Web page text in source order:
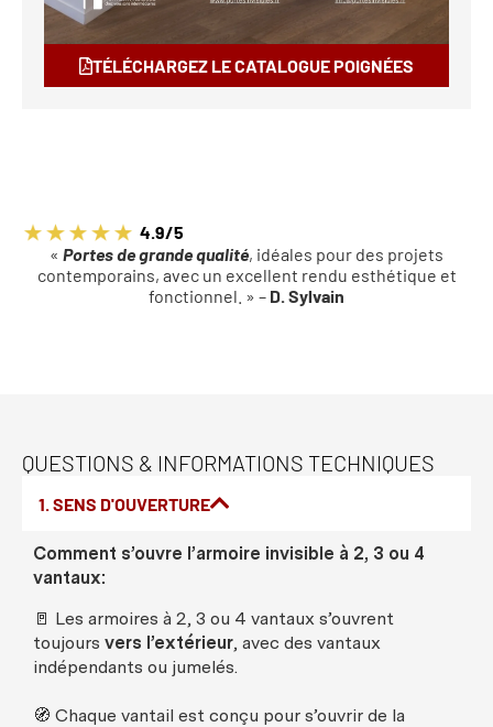
TÉLÉCHARGEZ LE CATALOGUE POIGNÉES
4.9/5
« Portes de grande qualité, idéales pour des projets
contemporains, avec un excellent rendu esthétique et
fonctionnel. » – D. Sylvain
QUESTIONS & INFORMATIONS TECHNIQUES
1. SENS D'OUVERTURE
Comment s’ouvre l’armoire invisible à 2, 3 ou 4
vantaux:
🚪 Les armoires à 2, 3 ou 4 vantaux s’ouvrent
toujours vers l’extérieur, avec des vantaux
indépendants ou jumelés.
🧭 Chaque vantail est conçu pour s’ouvrir de la